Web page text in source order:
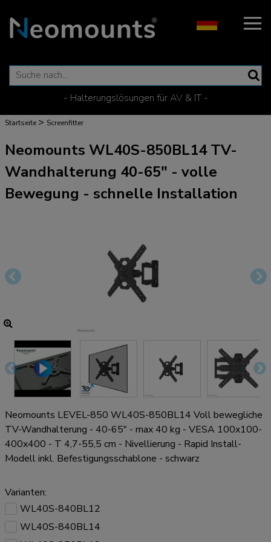
- Halterungslösungen für AV & IT -
Startseite > Screenfitter
Neomounts WL40S-850BL14 TV-
Wandhalterung 40-65" - volle
Bewegung - schnelle Installation
Neomounts LEVEL-850 WL40S-850BL14 Voll bewegliche
TV-Wandhalterung - 40-65" - max 40 kg - VESA 100x100-
400x400 - T 4,7-55,5 cm - Nivellierung - Rapid Install-
Modell inkl. Befestigungsschablone - schwarz
Varianten:
WL40S-840BL12
WL40S-840BL14